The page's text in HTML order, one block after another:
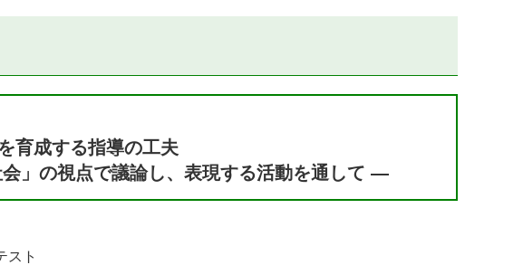
育成する指導の工夫
」の視点で議論し、表現する活動を通して ―
スト​